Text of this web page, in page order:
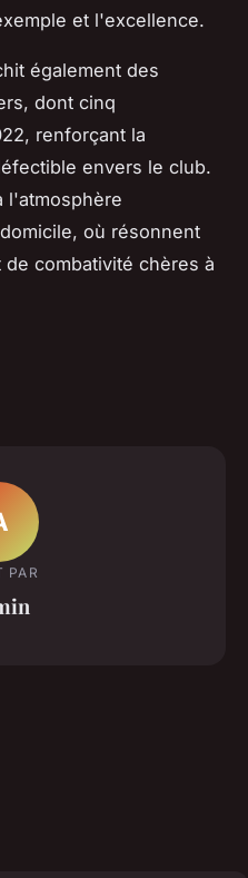
et l'excellence.
également des
dont cinq
renforçant la
envers le club.
l'atmosphère
où résonnent
combativité chères à
PAR